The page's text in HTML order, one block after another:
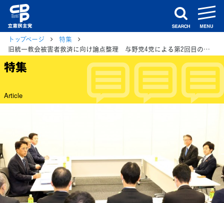
search
トップページ
特集
旧統一教会被害者救済に向け論点整理 与野党4党による第2回目の協議
特集
Article